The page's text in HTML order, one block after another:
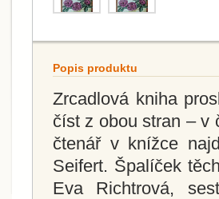
Popis produktu
Zrcadlová kniha
číst z obou stran – v
čtenář v knížce
Seifert. Špalíček
Eva Richtrová,